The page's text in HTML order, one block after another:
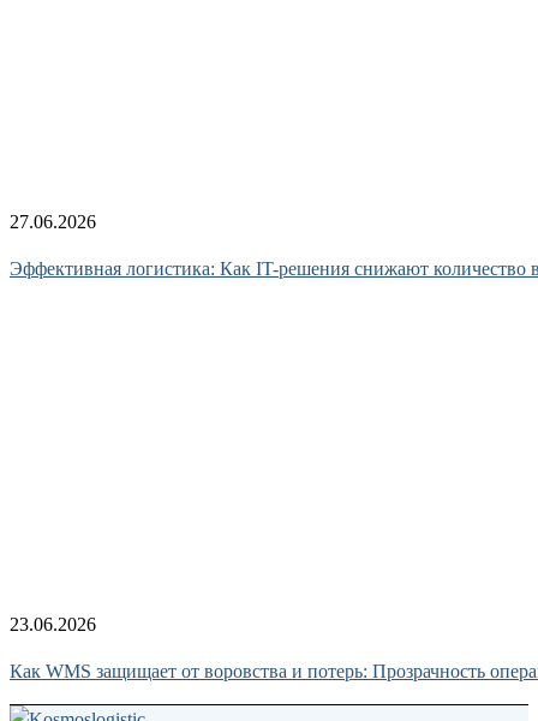
27.06.2026
Эффективная логистика: Как IT-решения снижают количество
23.06.2026
Как WMS защищает от воровства и потерь: Прозрачность